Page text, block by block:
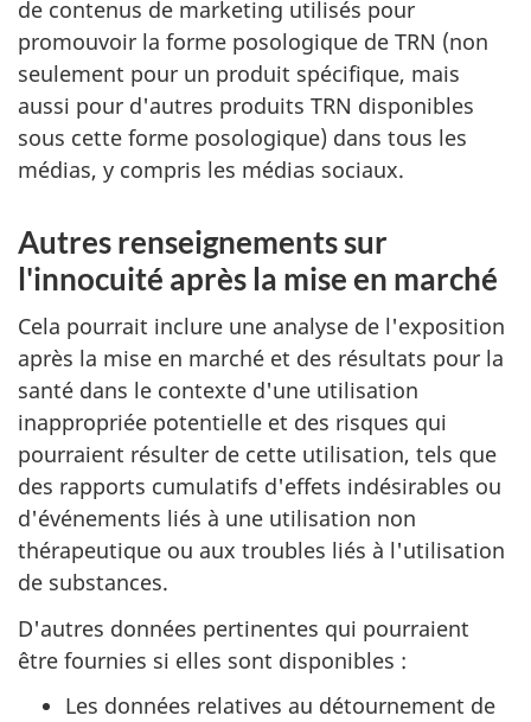
de contenus de marketing utilisés pour
promouvoir la forme posologique de TRN (non
seulement pour un produit spécifique, mais
aussi pour d'autres produits TRN disponibles
sous cette forme posologique) dans tous les
médias, y compris les médias sociaux.
Autres renseignements sur
l'innocuité après la mise en marché
Cela pourrait inclure une analyse de l'exposition
après la mise en marché et des résultats pour la
santé dans le contexte d'une utilisation
inappropriée potentielle et des risques qui
pourraient résulter de cette utilisation, tels que
des rapports cumulatifs d'effets indésirables ou
d'événements liés à une utilisation non
thérapeutique ou aux troubles liés à l'utilisation
de substances.
D'autres données pertinentes qui pourraient
être fournies si elles sont disponibles :
Les données relatives au détournement de